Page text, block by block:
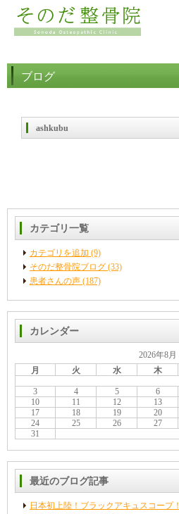
ブログ
ashkubu
カテゴリ一覧
カテゴリを追加 (9)
そのだ整骨院ブログ (33)
患者さんの声 (187)
カレンダー
2026年8月
月
火 水 木
3
4 5 6
10
11 12 13
17
18 19 20
24
25 26 27
31
最近のブログ記事
日本初上陸！ブラックアキュスコープ！